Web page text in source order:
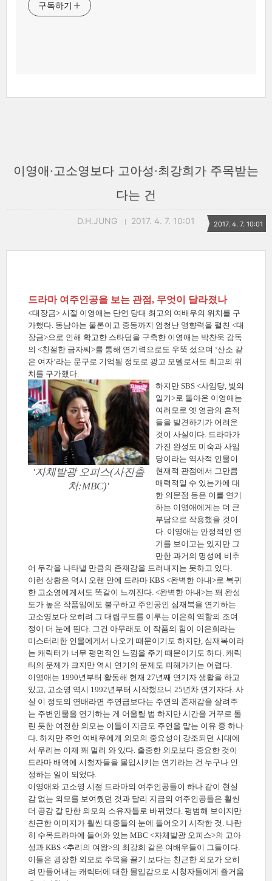
구독하기
이영애·고소영보다 고아성·최강희가 주목받는
다는 건
D.H.JUNG 2017. 4. 7. 10:01 2017. 4. 7. 10:01
드라마 여주인공을 보는 관점, 무엇이 달라졌나
<대장금> 시절 이영애는 단연 당대 최고의 여배우의 위치를 구
가했다. 동남아는 물론이고 중동까지 엄청난 영향력을 펼친 <대
장금>으로 인해 확고한 스타덤을 구축한 이영애는 박찬욱 감독
의 <친절한 금자씨>를 통해 연기력으로도 우뚝 섰으며 ‘산소 같
은 여자’라는 문구로 기억될 정도로 광고 모델로서도 최고의 위
치를 구가했다.
'자체발광 오피스(사진출
처:MBC)'
하지만 SBS <사임당, 빛의
일기>로 돌아온 이영애는
여러모로 옛 영광의 흔적
들을 발견하기가 어려운
것이 사실이다. 드라마가
가진 완성도 미숙과 사임
당이라는 역사적 인물이
현재적 관점에서 그만큼
매력적일 수 있는가에 대
한 의문점 등은 이를 연기
하는 이영애에게는 더 큰
부담으로 작용했을 것이
다. 이영애는 안정적인 연
기를 보이고는 있지만 그
만한 과거의 명성에 비추
어 두각을 나타낼 만큼의 존재감을 드러내지는 못하고 있다.
이런 상황은 역시 오랜 만에 드라마 KBS <완벽한 아내>로 복귀
한 고소영에게서도 똑같이 느껴진다. <완벽한 아내>는 꽤 완성
도가 높은 작품임에도 불구하고 주인공인 심재복을 연기하는
고소영보다 오히려 그 대립구도를 이루는 이은희 역할의 조여
정이 더 눈에 띈다. 그건 아무래도 이 작품의 힘이 이은희라는
미스터리한 인물에게서 나오기 때문이기도 하지만, 심재복이라
는 캐릭터가 너무 평면적인 느낌을 주기 때문이기도 하다. 캐릭
터의 문제가 크지만 역시 연기의 문제도 피해가기는 어렵다.
이영애는 1990년부터 활동해 현재 27년째 연기자 생활을 하고
있고, 고소영 역시 1992년부터 시작했으니 25년차 연기자다. 사
실 이 정도의 연배라면 주연급보다는 주연의 존재감을 살려주
는 주변인물을 연기하는 게 어울릴 법 하지만 시간을 거꾸로 돌
린 듯한 여전한 외모는 이들이 지금도 주연을 맡는 이유 중 하나
다. 하지만 주연 여배우에게 외모의 중요성이 강조되던 시대에
서 우리는 이제 꽤 멀리 와 있다. 출중한 외모보다 중요한 것이
드라마 배역에 시청자들을 몰입시키는 연기라는 건 누구나 인
정하는 일이 되었다.
이영애와 고소영 시절 드라마의 여주인공들이 하나 같이 현실
감 없는 외모를 보여줬던 것과 달리 지금의 여주인공들은 훨씬
더 공감 갈 만한 외모의 소유자들로 바뀌었다. 평범해 보이지만
친근한 이미지가 훨씬 대중들의 눈에 들어오기 시작한 것. 나란
히 수목드라마에 들어와 있는 MBC <자체발광 오피스>의 고아
성과 KBS <추리의 여왕>의 최강희 같은 여배우들이 그들이다.
이들은 굉장한 외모로 주목을 끌기 보다는 친근한 외모가 오히
려 만들어내는 캐릭터에 대한 몰입감으로 시청자들에게 즐거움